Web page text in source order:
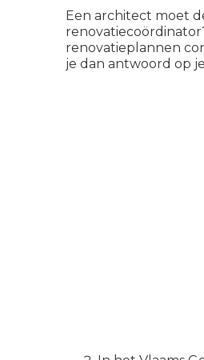
Een architect moet
renovatieplannen
je dan antwoord op